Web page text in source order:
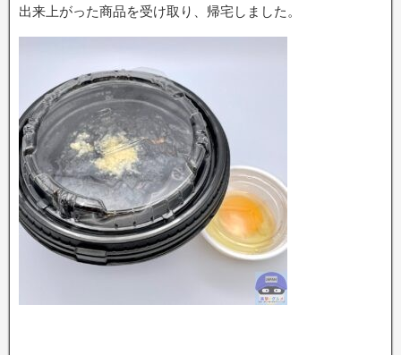
出来上がった商品を受け取り、帰宅しました。